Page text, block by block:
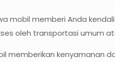
mobil memberi Anda
oleh transportasi umum
memberikan kenyamanan